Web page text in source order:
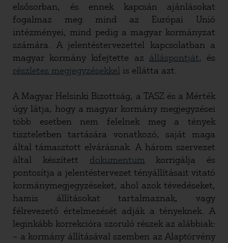
elsősorban, és ennek kapcsán ajánlásokat
fogalmaz meg mind az Európai Unió
intézményei, mind pedig a magyar kormányzat
számára. A jelentéstervezettel kapcsolatban a
magyar kormány kifejtette az álláspontját, és
részletes megjegyzésekkel is ellátta azt.
A Magyar Helsinki Bizottság, a TASZ és a Mérték
úgy látja, hogy a magyar kormány megjegyzései
több esetben nem felelnek meg a tények
tiszteletben tartására vonatkozó, saját maga
által támasztott elvárásnak. A három szervezet
által készített dokumentum korrigálja és
pontosítja a jelentéstervezet tényállításait vitató
kormánymegjegyzéseket, ahol azok tévedéseket,
hamis állításokat tartalmaznak, vagy
félrevezető értelmezését adják a tényeknek. A
leginkább korrekcióra szoruló részek az alábbiak:
– a kormány állításával szemben az Alaptörvény